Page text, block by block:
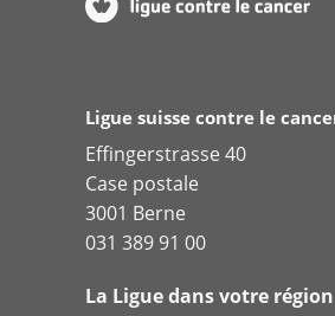
Ligue suisse contre le
Effingerstrasse 40
Case postale
3001 Berne
031 389 91 00
La Ligue dans votre région